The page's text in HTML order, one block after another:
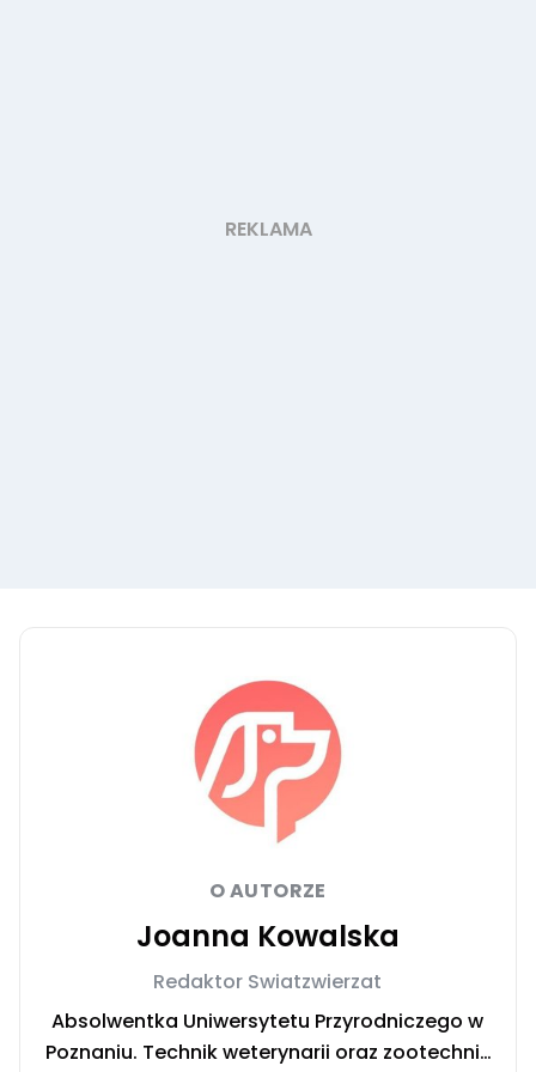
O AUTORZE
Joanna Kowalska
Redaktor Swiatzwierzat
Absolwentka Uniwersytetu Przyrodniczego w
Poznaniu. Technik weterynarii oraz zootechnik